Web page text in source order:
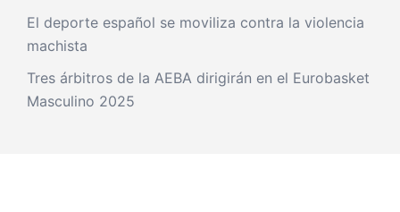
El deporte español se moviliza contra la violencia
machista
Tres árbitros de la AEBA dirigirán en el Eurobasket
Masculino 2025